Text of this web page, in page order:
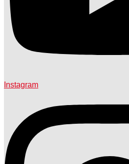
Instagram